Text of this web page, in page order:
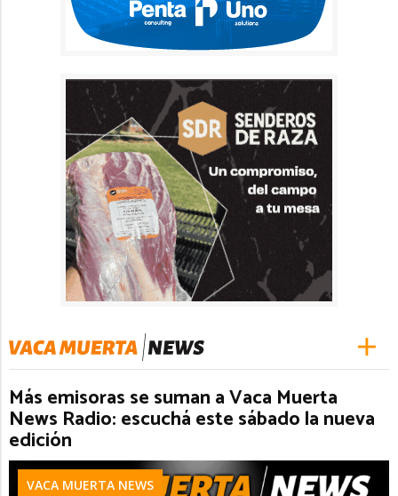
Más emisoras se suman a Vaca Muerta
News Radio: escuchá este sábado la nueva
edición
VACA MUERTA NEWS